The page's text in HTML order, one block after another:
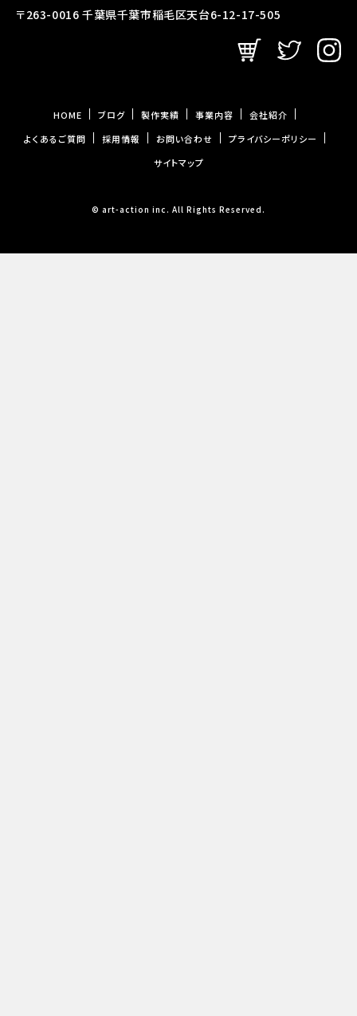
〒263-0016 千葉県千葉市稲毛区天台6-12-17-505
HOME ブログ 製作実績 事業内容
会社紹介
よくあるご質問
採用情報 お問い合わせ
プライバシーポリシー
サイトマップ
© art-action inc. All Rights Reserved.